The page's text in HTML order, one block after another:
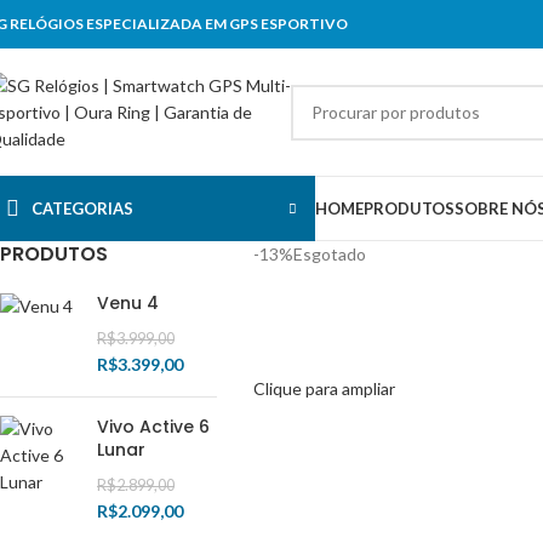
RELÓGIOS ESPECIALIZADA EM GPS ESPORTIVO
CATEGORIAS HOMEPRODUTOSSOBRE
PRODUTOS
Venu 4
R$3.999,00
R$3.399,00
Vivo Active 6
Lunar
R$2.899,00
R$2.099,00
-13%Esgotado
Clique para ampliar